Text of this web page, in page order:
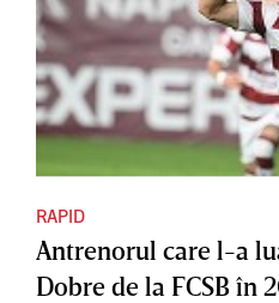
RAPID
Antrenorul care l-a
Dobre de la FCSB în